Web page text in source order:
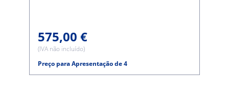
575,00 €
(IVA não incluído)
Preço para Apresentação de 4